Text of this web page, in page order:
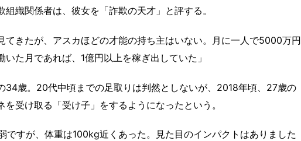
組織関係者は、彼女を「詐欺の天才」と評する。
てきたが、アスカほどの才能の持ち主はいない。月に一人で5000万円
た月であれば、1億円以上を稼ぎ出していた」
34歳。20代中頃までの足取りは判然としないが、2018年頃、27歳の
を受け取る「受け子」をするようになったという。
ですが、体重は100kg近くあった。見た目のインパクトはありました